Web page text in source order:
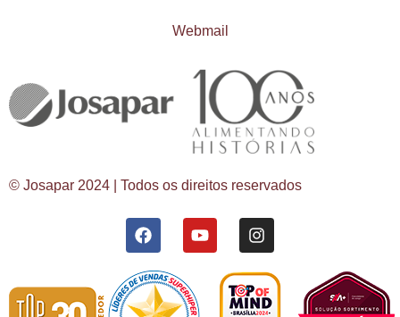
Webmail
© Josapar 2024 | Todos os direitos reservados